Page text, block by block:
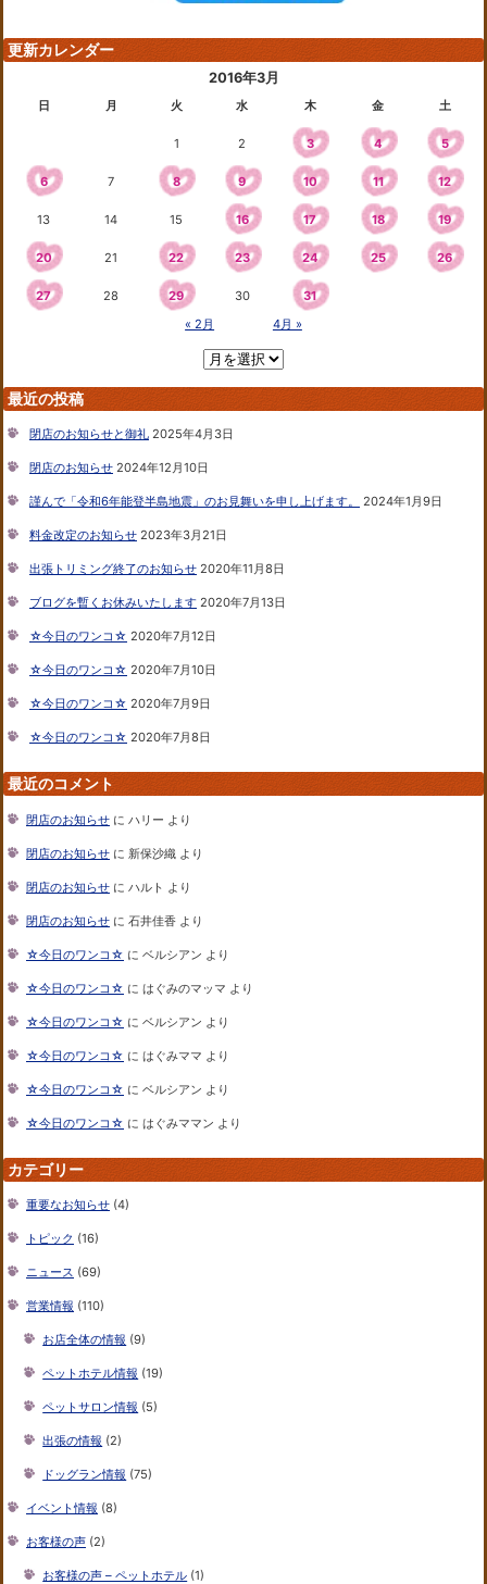
更新カレンダー
2016年3月
日 月 火 水 木 金 土
1 2 3 4 5
6 7 8 9 10 11 12
13 14 15 16 17 18 19
20 21 22 23 24 25 26
27 28 29 30
31
« 2月
4月 »
最近の投稿
閉店のお知らせと御礼 2025年4月3日
閉店のお知らせ 2024年12月10日
謹んで「令和6年能登半島地震」のお見舞いを申し上げます。 2024年1月9日
料金改定のお知らせ 2023年3月21日
出張トリミング終了のお知らせ 2020年11月8日
ブログを暫くお休みいたします 2020年7月13日
☆今日のワンコ☆ 2020年7月12日
☆今日のワンコ☆ 2020年7月10日
☆今日のワンコ☆ 2020年7月9日
☆今日のワンコ☆ 2020年7月8日
最近のコメント
閉店のお知らせ に ハリー より
閉店のお知らせ に 新保沙織 より
閉店のお知らせ に ハルト より
閉店のお知らせ に 石井佳香 より
☆今日のワンコ☆ に ベルシアン より
☆今日のワンコ☆ に はぐみのマッマ より
☆今日のワンコ☆ に ベルシアン より
☆今日のワンコ☆ に はぐみママ より
☆今日のワンコ☆ に ベルシアン より
☆今日のワンコ☆ に はぐみママン より
カテゴリー
重要なお知らせ (4)
トピック (16)
ニュース (69)
営業情報 (110)
お店全体の情報 (9)
ペットホテル情報 (19)
ペットサロン情報 (5)
出張の情報 (2)
ドッグラン情報 (75)
イベント情報 (8)
お客様の声 (2)
お客様の声 – ペットホテル (1)